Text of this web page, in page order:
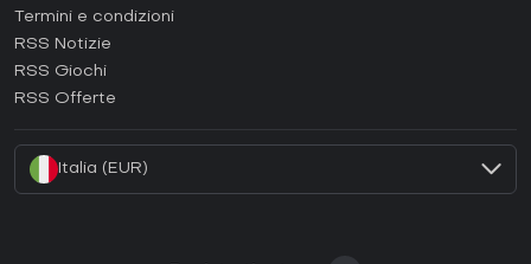
Come attivare una GOG CD Key?
Come attivare una Ubisoft Connect CD Key?
Termini e condizioni
RSS Notizie
RSS Giochi
RSS Offerte
Italia (EUR)